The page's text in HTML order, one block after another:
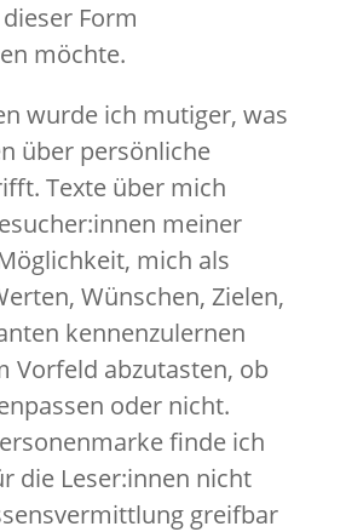
Form
möchte.
wurde ich mutiger, was
über persönliche
Texte über mich
meiner
mich als
Wünschen, Zielen,
kennenzulernen
Vorfeld abzutasten, ob
oder nicht.
finde ich
die Leser:innen nicht
greifbar